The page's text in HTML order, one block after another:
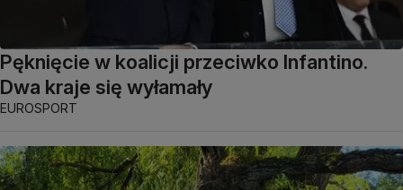
Pęknięcie w koalicji przeciwko Infantino.
Dwa kraje się wyłamały
EUROSPORT